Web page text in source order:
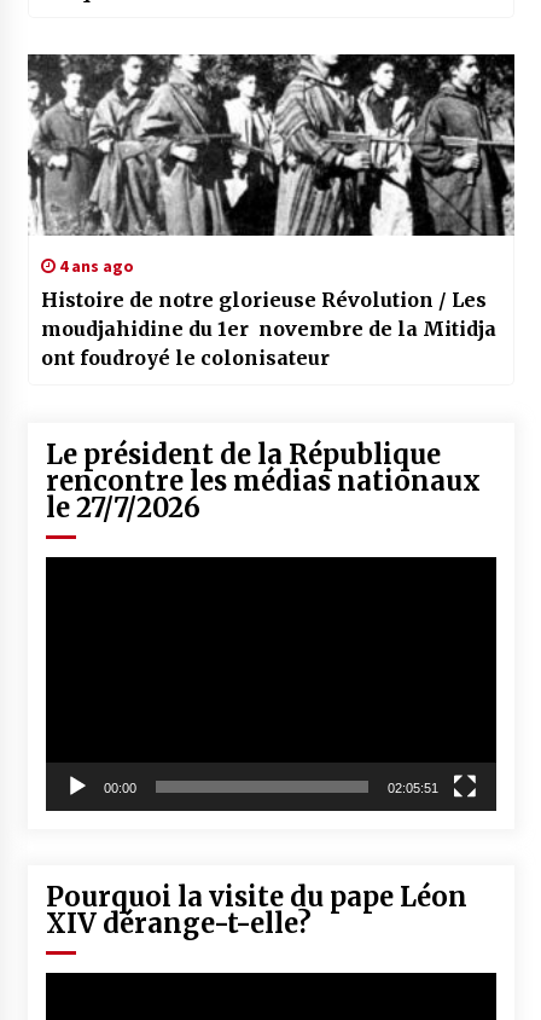
4 ans ago
Histoire de notre glorieuse Révolution / Les
moudjahidine du 1er novembre de la Mitidja
ont foudroyé le colonisateur
Le président de la République
rencontre les médias nationaux
le 27/7/2026
00:00 02:05:51
Pourquoi la visite du pape Léon
XIV dérange-t-elle?